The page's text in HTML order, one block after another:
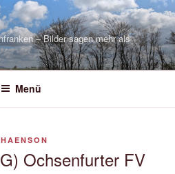
– Bilder sagen mehr als
Menü
HAENSON
Ochsenfurter FV